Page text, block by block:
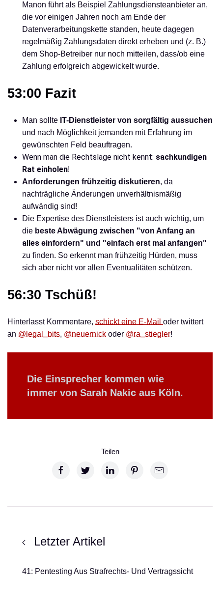
Manon führt als Beispiel Zahlungsdiensteanbieter an,
die vor einigen Jahren noch am Ende der
Datenverarbeitungskette standen, heute dagegen
regelmäßig Zahlungsdaten direkt erheben und (z. B.)
dem Shop-Betreiber nur noch mitteilen, dass/ob eine
Zahlung erfolgreich abgewickelt wurde.
53:00 Fazit
Man sollte IT-Dienstleister von sorgfältig aussuchen
und nach Möglichkeit jemanden mit Erfahrung im
gewünschten Feld beauftragen.
Wenn man die Rechtslage nicht kennt: sachkundigen
Rat einholen!
Anforderungen frühzeitig diskutieren, da
nachträgliche Änderungen unverhältnismäßig
aufwändig sind!
Die Expertise des Dienstleisters ist auch wichtig, um
die beste Abwägung zwischen "von Anfang an
alles einfordern" und "einfach erst mal anfangen"
zu finden. So erkennt man frühzeitig Hürden, muss
sich aber nicht vor allen Eventualitäten schützen.
56:30 Tschüß!
Hinterlasst Kommentare, schickt eine E-Mail oder twittert
an @legal_bits, @neuernick oder @ra_stiegler!
Die Einsprecher kommen wie
immer von Sarah Nakic aus Köln.
Teilen
Letzter Artikel
41: Pentesting Aus Strafrechts- Und Vertragssicht